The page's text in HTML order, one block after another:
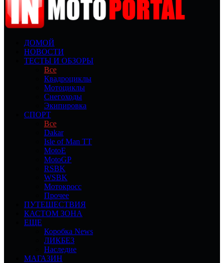
ДОМОЙ
НОВОСТИ
ТЕСТЫ И ОБЗОРЫ
Все
Квадроциклы
Мотоциклы
Снегоходы
Экипировка
СПОРТ
Все
Dakar
Isle of Man TT
MotoE
MotoGP
RSBK
WSBK
Мотокросс
Прочее
ПУТЕШЕСТВИЯ
КАСТОМ ЗОНА
ЕЩЕ
Коробка News
ЛИКБЕЗ
Наследие
МАГАЗИН